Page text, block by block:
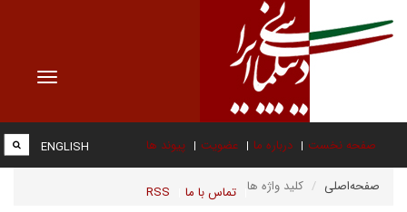
Toggle
صفحه نخست درباره ما عضویت پیوند ها
تماس با ما RSS
ENGLISH
صفحه‌اصلی کلید واژه ها